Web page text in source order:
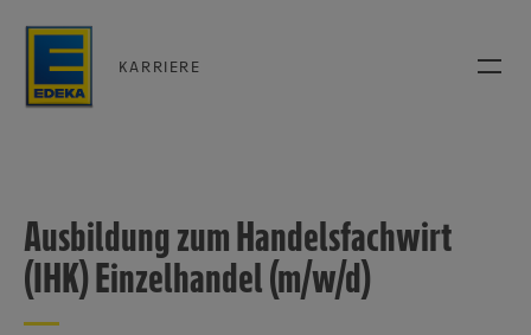
KARRIERE
Ausbildung zum Handelsfachwirt
(IHK) Einzelhandel (m/w/d)